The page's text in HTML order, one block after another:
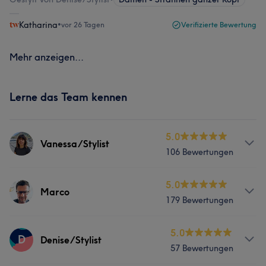
Katharina•vor 26 Tagen Verifizierte Bewertung
Mehr anzeigen...
Lerne das Team kennen
Vanessa/Stylist
5.0
106 Bewertungen
Services
Was unsere Kunden über Vanessa/Stylist sagen
Marco
5.0
179 Bewertungen
Services
D Denise/Stylist
5.0
57 Bewertungen